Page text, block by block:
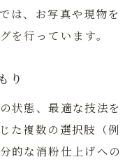
は、お写真や現物を
を行っています。
り
状態、最適な技法を
た複数の選択肢（例
的な消粉仕上げへの